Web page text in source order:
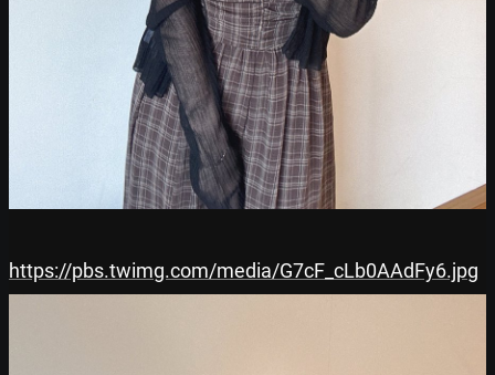
https://pbs.twimg.com/media/G7cF_cLb0AAdFy6.jpg